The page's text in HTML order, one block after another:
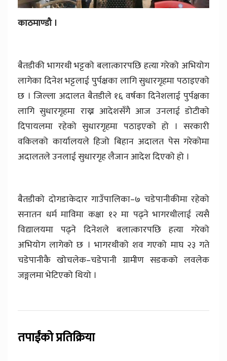
काठमाण्डौ ।
बैतडीकी भागरथी भट्टको बलात्कारपछि हत्या गरेको अभियोग
लागेका दिनेश भट्टलाई पुर्पक्षका लागि सुधारगृहमा पठाइएको
छ । जिल्ला अदालत बैतडीले १६ वर्षका दिनेशलाई पुर्पक्षका
लागि सुधारगृहमा राख्न आदेशसँगै आज उनलाई डोटीको
दिपायलमा रहेको सुधारगृहमा पठाइएको हो । सरकारी
वकिलको कार्यालयले हिजो बिहान अदालत पेस गरेकोमा
अदालतले उनलाई सुधारगृह लैजान आदेश दिएको हो ।
बैतडीको दोगडाकेदार गाउँपालिका–७ चडेपानीकीमा रहेको
सनातन धर्म माविमा कक्षा १२ मा पढ्ने भागरथीलाई त्यसै
विद्यालयमा पढ्ने दिनेशले बलात्कारपछि हत्या गरेको
अभियोग लागेको छ । भागरथीको शव गएको माघ २३ गते
चडेपानीकै खोचलेक–चडेपानी ग्रामीण सडकको लवलेक
जङ्गलमा भेटिएको थियो ।
तपाईंको प्रतिक्रिया